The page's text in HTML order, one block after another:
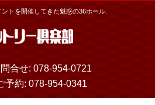
トを開催してきた魅惑の36ホール.
合せ: 078-954-0721
予約: 078-954-0341